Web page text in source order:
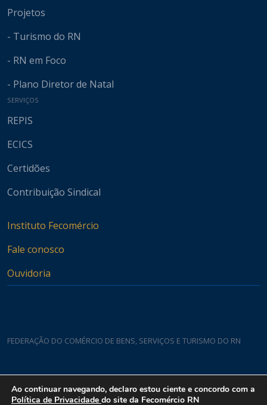
Projetos
- Turismo do RN
- RN em Foco
- Plano Diretor de Natal
SERVIÇOS
REPIS
ECICS
Certidões
Contribuição Sindical
Instituto Fecomércio
Fale conosco
Ouvidoria
FEDERAÇÃO DO COMÉRCIO DE BENS, SERVIÇOS E TURISMO DO RN
Rua Padre João Damasceno, 1935 - Lagoa Nova CEP 59075-760
Ao continuar navegando, declaro estou ciente e concordo com a
Política de Privacidade do site da Fecomércio RN